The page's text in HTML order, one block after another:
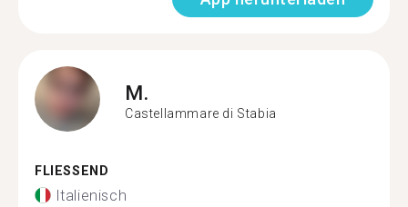
M.
Castellammare di Stabia
FLIESSEND
Italienisch